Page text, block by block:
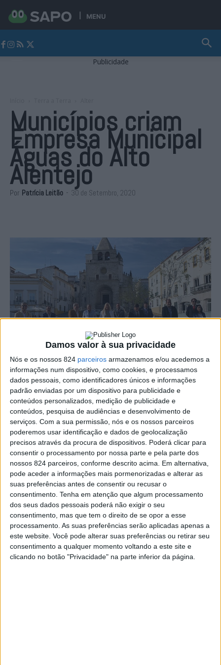
Damos valor à sua privacidade
Nós e os nossos 824 parceiros armazenamos e/ou acedemos a
informações num dispositivo, como cookies, e processamos
dados pessoais, como identificadores únicos e informações
padrão enviadas por um dispositivo para publicidade e
conteúdos personalizados, medição de publicidade e
conteúdos, pesquisa de audiências e desenvolvimento de
serviços. Com a sua permissão, nós e os nossos parceiros
poderemos usar identificação e dados de geolocalização
precisos através da procura de dispositivos. Poderá clicar para
consentir o processamento por nossa parte e pela parte dos
nossos 824 parceiros, conforme descrito acima. Em alternativa,
pode aceder a informações mais pormenorizadas e alterar as
suas preferências antes de consentir ou recusar o
consentimento. Tenha em atenção que algum processamento
dos seus dados pessoais poderá não exigir o seu
consentimento, mas que tem o direito de se opor a esse
processamento. As suas preferências serão aplicadas apenas a
este website. Você pode alterar suas preferências ou retirar seu
consentimento a qualquer momento voltando a este site e
clicando no botão "Privacidade" na parte inferior da página.
MENU
Publicidade
Municípios criam
Empresa Municipal
Águas do Alto
Alentejo
Por Patrícia Leitão - 30 de Setembro, 2020
O
s presidentes das Câmaras Municipais de
Alter, Arronches, Castelo de Vide, Crato,
Fronteira, Gavião, Marvão, Nisa, Ponte de
Sor e Sousel, assinaram ontem, dia 29, a
escritura da constituição da Empresa Municipal Águas
do Alto Alentejo.
Esta empresa local que envolve estes 10 municípios do
Alto Alentejo, foi constituída com a forma de sociedade
anónima de capitais exclusivamente públicos e com
natureza Intermunicipal, tendo por objecto social
principal a prestação de vários serviços, nomeadamente